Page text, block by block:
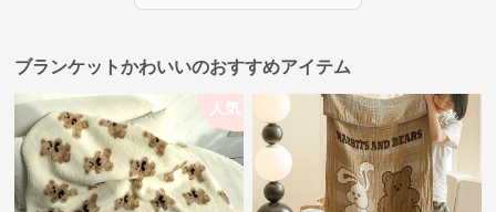
ブランケットかわいいのおすすめアイテム
人気